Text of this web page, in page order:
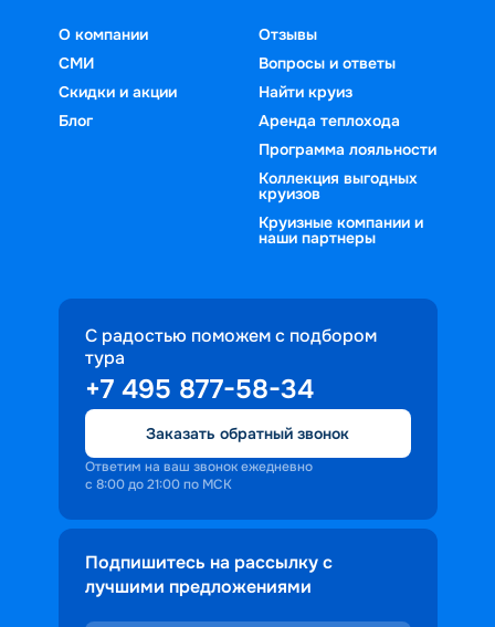
О компании
СМИ
Скидки и акции
Блог
Отзывы
Вопросы и ответы
Найти круиз
Аренда теплохода
Программа лояльности
Коллекция выгодных
круизов
Круизные компании и
наши партнеры
С радостью поможем с подбором
тура
+7 495 877-58-34
Заказать обратный звонок
Ответим на ваш звонок ежедневно
с 8:00 до 21:00 по МСК
Подпишитесь на рассылку с
лучшими предложениями